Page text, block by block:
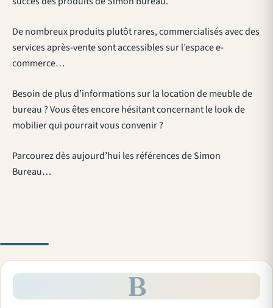
De nombreux produits plutôt rares, commercialisés avec des
services après-vente sont accessibles sur l’espace e-
commerce…
Besoin de plus d’informations sur la location de meuble de
bureau ? Vous êtes encore hésitant concernant le look de
mobilier qui pourrait vous convenir ?
Parcourez dès aujourd’hui les références de Simon
Bureau…
B